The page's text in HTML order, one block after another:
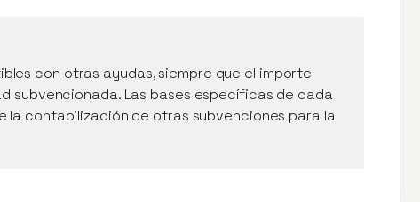
con otras ayudas, siempre que el importe
subvencionada. Las bases específicas de cada
la contabilización de otras subvenciones para la